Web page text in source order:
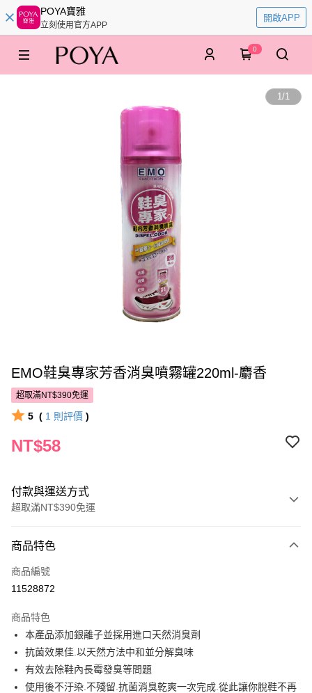
POYA寶雅
立刻使用官方APP
開啟APP
0
1/1
EMO鞋臭專家芳香消臭噴霧罐220ml-麝香
超取滿NT$390免運
5 ( 1 則評價 )
NT$58
付款與運送方式
超取滿NT$390免運
POYA支付
信用卡一次付款
LINE Pay
Apple Pay
街口支付
商品特色
商品編號
11528872
商品特色
本產品添加銀離子並採用進口天然消臭劑
抗菌效果佳.以天然方法中和並分解臭味
有效去除鞋內長霉發臭等問題
使用後不汙染.不殘留.抗菌消臭乾爽一次完成.從此讓你脫鞋不再